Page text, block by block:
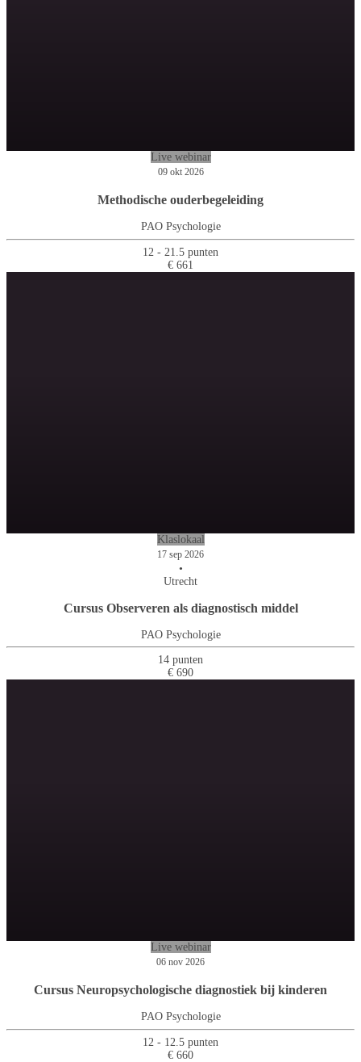
Live webinar
09 okt 2026
Methodische ouderbegeleiding
PAO Psychologie
12 - 21.5 punten
€ 661
Klaslokaal
17 sep 2026
•
Utrecht
Cursus Observeren als diagnostisch middel
PAO Psychologie
14 punten
€ 690
Live webinar
06 nov 2026
Cursus Neuropsychologische diagnostiek bij kinderen
PAO Psychologie
12 - 12.5 punten
€ 660